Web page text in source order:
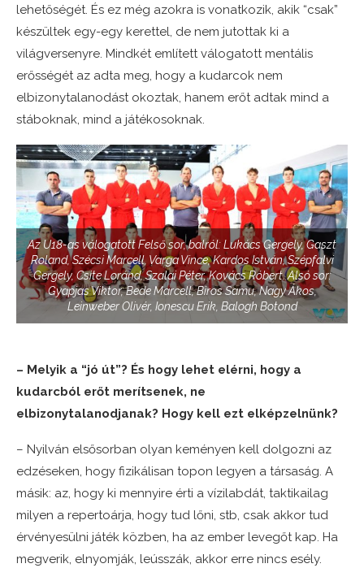
lehetőségét. És ez még azokra is vonatkozik, akik “csak”
készültek egy-egy kerettel, de nem jutottak ki a
világversenyre. Mindkét említett válogatott mentális
erősségét az adta meg, hogy a kudarcok nem
elbizonytalanodást okoztak, hanem erőt adtak mind a
stáboknak, mind a játékosoknak.
Az U18-as válogatott Felső sor, balról: Lukács Gergely, Gaszt
Roland, Szécsi Marcell, Varga Vince, Kardos István, Szépfalvi
Gergely, Csite Loránd, Szalai Péter, Kovács Róbert. Alsó sor:
Gyapjas Viktor, Bede Marcell, Biros Samu, Nagy Ákos,
Leinweber Olivér, Ionescu Erik, Balogh Botond
– Melyik a “jó út”? És hogy lehet elérni, hogy a
kudarcból erőt merítsenek, ne
elbizonytalanodjanak? Hogy kell ezt elképzelnünk?
– Nyilván elsősorban olyan keményen kell dolgozni az
edzéseken, hogy fizikálisan topon legyen a társaság. A
másik: az, hogy ki mennyire érti a vízilabdát, taktikailag
milyen a repertoárja, hogy tud lőni, stb, csak akkor tud
érvényesülni játék közben, ha az ember levegőt kap. Ha
megverik, elnyomják, leússzák, akkor erre nincs esély.